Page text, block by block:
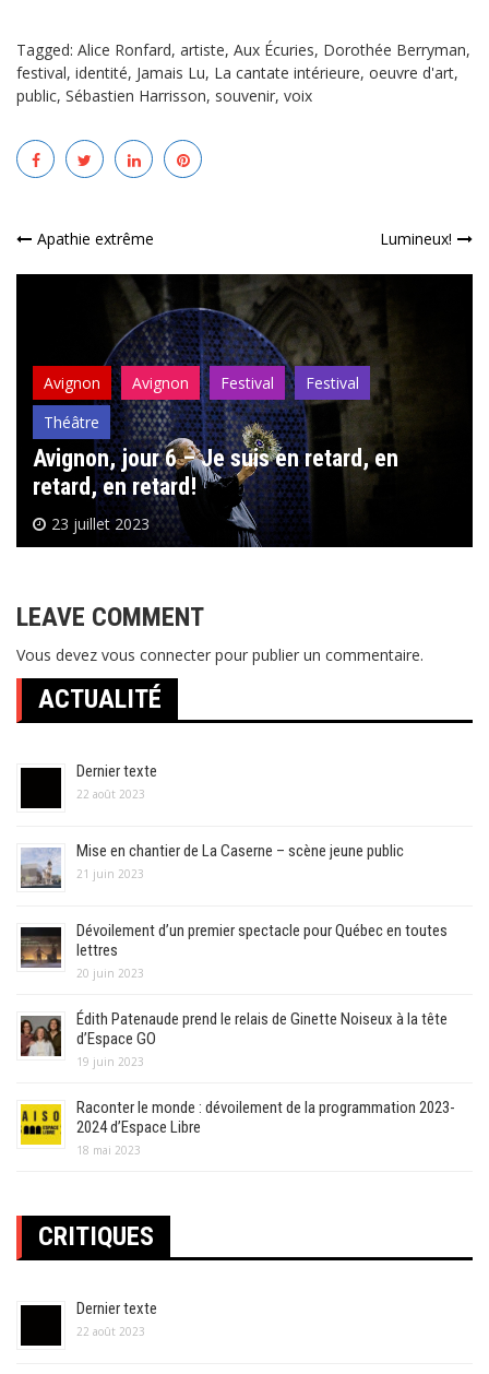
Tagged: Alice Ronfard, artiste, Aux Écuries, Dorothée Berryman,
festival, identité, Jamais Lu, La cantate intérieure, oeuvre d'art,
public, Sébastien Harrisson, souvenir, voix
Navigation
de
Apathie extrême Lumineux!
Avignon Avignon Festival
Festival
Théâtre
Avignon, jour 6 – Je suis en retard, en
retard, en retard!
23 juillet 2023
LEAVE COMMENT
Vous devez vous connecter pour publier un commentaire.
ACTUALITÉ
Dernier texte
22 août 2023
Mise en chantier de La Caserne – scène jeune public
21 juin 2023
Dévoilement d’un premier spectacle pour Québec en toutes
lettres
20 juin 2023
Édith Patenaude prend le relais de Ginette Noiseux à la tête
d’Espace GO
19 juin 2023
Raconter le monde : dévoilement de la programmation 2023-
2024 d’Espace Libre
18 mai 2023
CRITIQUES
Dernier texte
22 août 2023